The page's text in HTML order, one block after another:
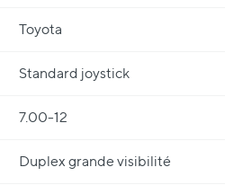
Toyota
Standard joystick
7.00-12
Duplex grande visibilité